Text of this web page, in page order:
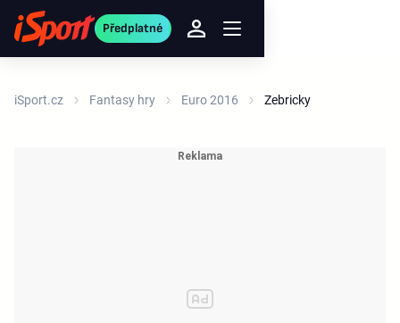
Předplatné
iSport.cz Fantasy hry Euro 2016 Zebricky